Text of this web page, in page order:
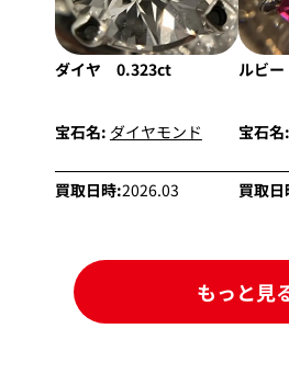
ダイヤ 0.323ct
宝石名: ダイヤモンド
買取日時:2026.03
ルビ
宝石名:
買取
もっと見